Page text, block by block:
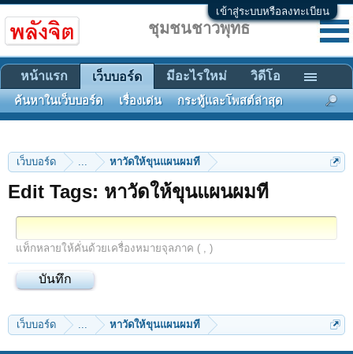
เข้าสู่ระบบหรือลงทะเบียน
เว็บบอร์ด ... หาวัดให้ขุนแผนผมที
Edit Tags: หาวัดให้ขุนแผนผมที
แท็กหลายให้คั่นด้วยเครื่องหมายจุลภาค ( , )
เว็บบอร์ด ... หาวัดให้ขุนแผนผมที
ชุมชนชาวพุทธ
หน้าแรก เว็บบอร์ด
ค้นหาในเว็บบอร์ด เรื่องเด่น กระทู้และโพสต์ล่าสุด
มีอะไรใหม่ วิดีโอ